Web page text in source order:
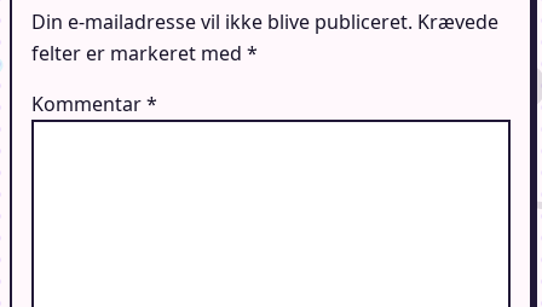
Din e-mailadresse vil ikke blive publiceret. Krævede
felter er markeret med *
Kommentar*